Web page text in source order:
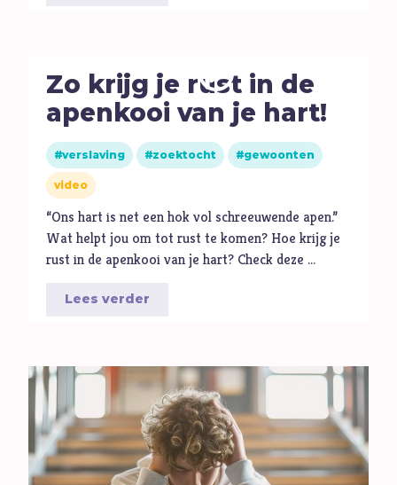
Zo krijg je rust in de
apenkooi van je hart!
verslaving zoektocht gewoonten
video
“Ons hart is net een hok vol schreeuwende apen.”
Wat helpt jou om tot rust te komen? Hoe krijg je
rust in de apenkooi van je hart? Check deze …
Lees verder